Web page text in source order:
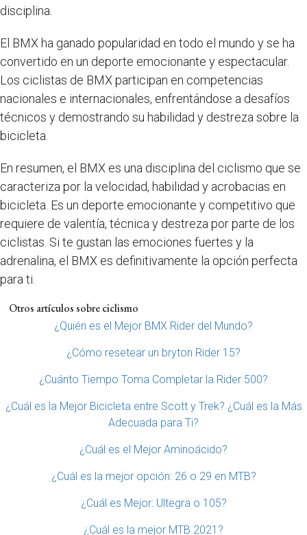
disciplina.
El BMX ha ganado popularidad en todo el mundo y se ha
convertido en un deporte emocionante y espectacular.
Los ciclistas de BMX participan en competencias
nacionales e internacionales, enfrentándose a desafíos
técnicos y demostrando su habilidad y destreza sobre la
bicicleta.
En resumen, el BMX es una disciplina del ciclismo que se
caracteriza por la velocidad, habilidad y acrobacias en
bicicleta. Es un deporte emocionante y competitivo que
requiere de valentía, técnica y destreza por parte de los
ciclistas. Si te gustan las emociones fuertes y la
adrenalina, el BMX es definitivamente la opción perfecta
para ti.
Otros artículos sobre ciclismo
¿Quién es el Mejor BMX Rider del Mundo?
¿Cómo resetear un bryton Rider 15?
¿Cuánto Tiempo Toma Completar la Rider 500?
¿Cuál es la Mejor Bicicleta entre Scott y Trek? ¿Cuál es la Más
Adecuada para Ti?
¿Cuál es el Mejor Aminoácido?
¿Cuál es la mejor opción: 26 o 29 en MTB?
¿Cuál es Mejor: Ultegra o 105?
¿Cuál es la mejor MTB 2021?